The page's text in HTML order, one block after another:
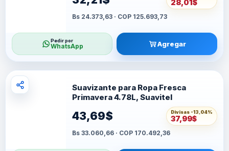
28,01$
Bs 24.373,63 · COP 125.693,73
Pedir por
WhatsApp Agregar
Suavizante para Ropa Fresca
Primavera 4.78L, Suavitel
43,69$ Divisas -13,04%
37,99$
Bs 33.060,66 · COP 170.492,36